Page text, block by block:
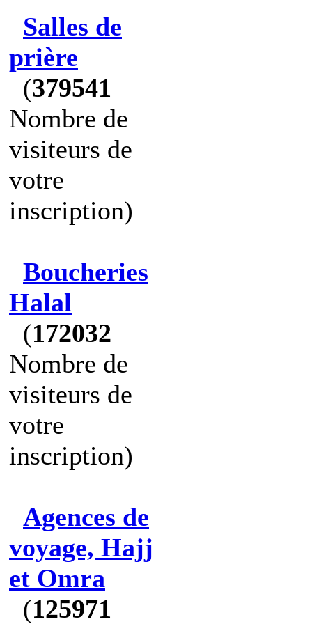
Salles de
prière
(379541
Nombre de
visiteurs de
votre
inscription)
Boucheries
Halal
(172032
Nombre de
visiteurs de
votre
inscription)
Agences de
voyage, Hajj
et Omra
(125971